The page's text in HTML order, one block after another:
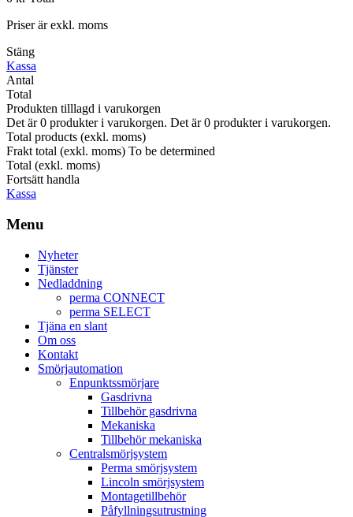
Priser är exkl. moms
Stäng
Kassa
Antal
Total
Produkten tilllagd i varukorgen
Det är0 produkter i varukorgen. Det är0 produkter i varukorgen.
Total products (exkl. moms)
Frakt total (exkl. moms) To be determined
Total (exkl. moms)
Fortsätt handla
Kassa
Menu
Nyheter
Tjänster
Nedladdning
perma CONNECT
perma SELECT
Tjäna en slant
Om oss
Kontakt
Smörjautomation
Enpunktssmörjare
Gasdrivna
Tillbehör gasdrivna
Mekaniska
Tillbehör mekaniska
Centralsmörjsystem
Perma smörjsystem
Lincoln smörjsystem
Montagetillbehör
Påfyllningsutrustning